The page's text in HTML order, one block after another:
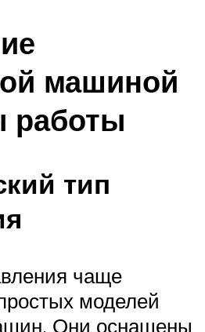
машиной
работы
тип
чаще
моделей
Они оснащены